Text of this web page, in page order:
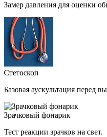
Замер давления для оценки
Стетоскоп
Базовая аускультация перед
Зрачковый фонарик
Тест реакции зрачков на свет.